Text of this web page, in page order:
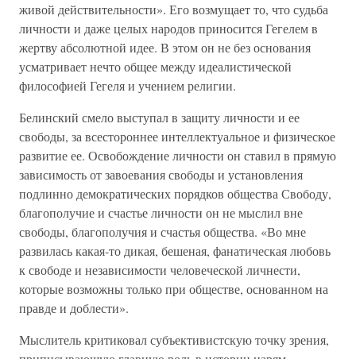
живой действительности». Его возмущает то, что судьба
личности и даже целых народов приносится Гегелем в
жертву абсолютной идее. В этом он не без основания
усматривает нечто общее между идеалистической
философией Гегеля и учением религии.
Белинский смело выступал в защиту личности и ее
свободы, за всестороннее интеллектуальное и физическое
развитие ее. Освобождение личности он ставил в прямую
зависимость от завоевания свободы и установления
подлинно демократических порядков общества Свободу,
благополучие и счастье личности он не мыслил вне
свободы, благополучия и счастья общества. «Во мне
развилась какая-то дикая, бешеная, фанатическая любовь
к свободе и независимости человеческой личнести,
которые возможны только при обществе, основанном на
правде и доблести».
Мыслитель критиковал субъективистскую точку зрения,